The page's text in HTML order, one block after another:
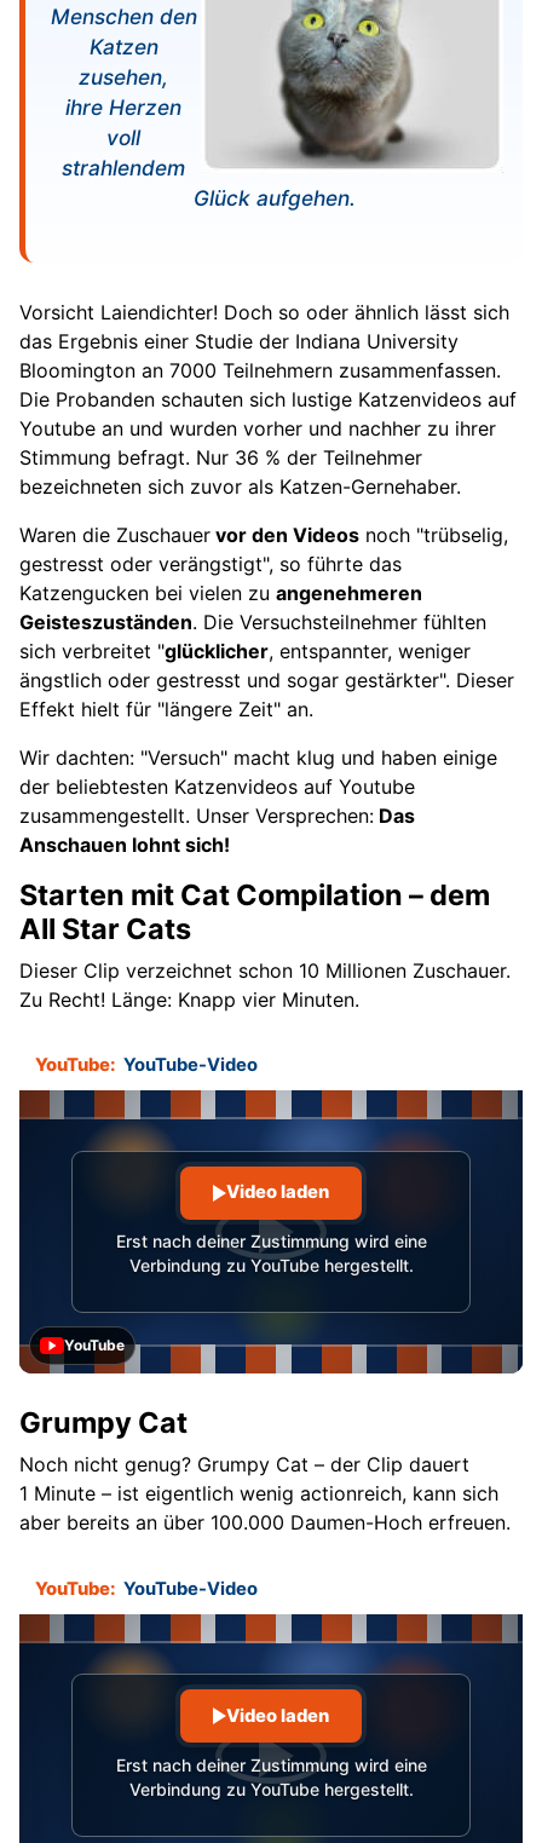
Menschen den
Katzen
zusehen,
ihre Herzen
voll
strahlendem
Glück aufgehen.
Vorsicht Laiendichter! Doch so oder ähnlich lässt sich
das Ergebnis einer Studie der Indiana University
Bloomington an 7000 Teilnehmern zusammenfassen.
Die Probanden schauten sich lustige Katzenvideos auf
Youtube an und wurden vorher und nachher zu ihrer
Stimmung befragt. Nur 36 % der Teilnehmer
bezeichneten sich zuvor als Katzen-Gernehaber.
Waren die Zuschauer vor den Videos noch "trübselig,
gestresst oder verängstigt", so führte das
Katzengucken bei vielen zu angenehmeren
Geisteszuständen. Die Versuchsteilnehmer fühlten
sich verbreitet "glücklicher, entspannter, weniger
ängstlich oder gestresst und sogar gestärkter". Dieser
Effekt hielt für "längere Zeit" an.
Wir dachten: "Versuch" macht klug und haben einige
der beliebtesten Katzenvideos auf Youtube
zusammengestellt. Unser Versprechen: Das
Anschauen lohnt sich!
Starten mit Cat Compilation – dem
All Star Cats
Dieser Clip verzeichnet schon 10 Millionen Zuschauer.
Zu Recht! Länge: Knapp vier Minuten.
YouTube: YouTube-Video
YouTube
Video laden
Erst nach deiner Zustimmung wird eine
Verbindung zu YouTube hergestellt.
Grumpy Cat
Noch nicht genug? Grumpy Cat – der Clip dauert
1 Minute – ist eigentlich wenig actionreich, kann sich
aber bereits an über 100.000 Daumen-Hoch erfreuen.
YouTube: YouTube-Video
Video laden
Erst nach deiner Zustimmung wird eine
Verbindung zu YouTube hergestellt.